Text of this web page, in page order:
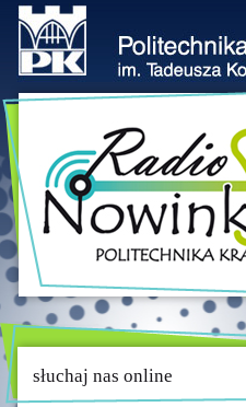
słuchaj nas online